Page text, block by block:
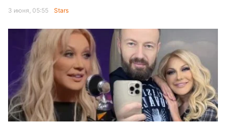
3 июня, 05:55 Stars